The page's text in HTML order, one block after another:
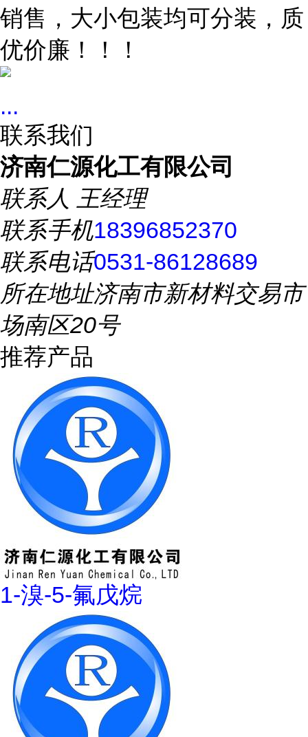
销售，大小包装均可分装，质
优价廉！！！
...
联系我们
济南仁源化工有限公司
联系人 王经理
联系手机18396852370
联系电话0531-86128689
所在地址济南市新材料交易市
场南区20号
推荐产品
1-溴-5-氟戊烷